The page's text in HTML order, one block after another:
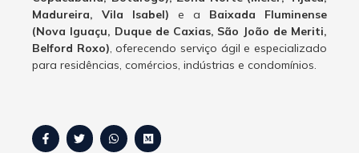
Madureira, Vila Isabel) e a Baixada Fluminense
(Nova Iguaçu, Duque de Caxias, São João de Meriti,
Belford Roxo), oferecendo serviço ágil e especializado
para residências, comércios, indústrias e condomínios.